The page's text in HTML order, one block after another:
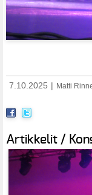
7.10.2025 Matti
Artikkelit /